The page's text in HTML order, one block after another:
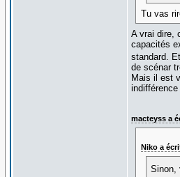
Tu vas
A vrai dire,
capacités
standard.
de scénar
Mais il est
macteyss a
Niko a
Sinon,